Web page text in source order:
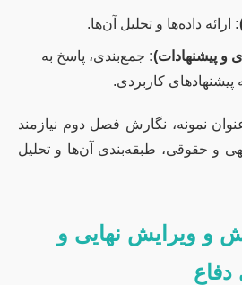
ارائه داده‌ها و تحلیل آن‌ها.
و پیشنهادات): جمع‌بندی، پاسخ به
پیشنهادهای کاربردی.
نمونه، نگارش فصل دوم نیازمند
و حقوقی، طبقه‌بندی آن‌ها و تحلیل
و ویرایش نهایی و
دفاع